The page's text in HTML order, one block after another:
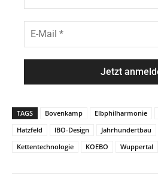
m
c
h
a
M
a
l
TAGS Bovenkamp Elbphilharmonie
Hatzfeld
IBO-Design Jahrhundertbau
Kettentechnologie
KOEBO Wuppertal